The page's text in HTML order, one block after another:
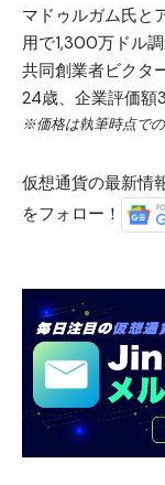
マドゥルガム氏と
用で1,300万ドル
共同創業者ビクタ
24歳、企業評価額
※価格は執筆時点での
仮想通貨の最新情
をフォロー！